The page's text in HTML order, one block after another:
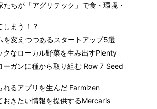
ちが「アグリテック」で食・環境・
まう！？
変えつつあるスタートアップ5選
クなローカル野菜を生み出すPlenty
ーガンに種から取り組む Row 7 Seed
れるアプリを生んだ Farmizen
おきたい情報を提供するMercaris